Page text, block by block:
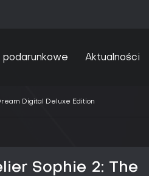
podarunkowe Aktualności
Digital Deluxe Edition
Sophie 2: The